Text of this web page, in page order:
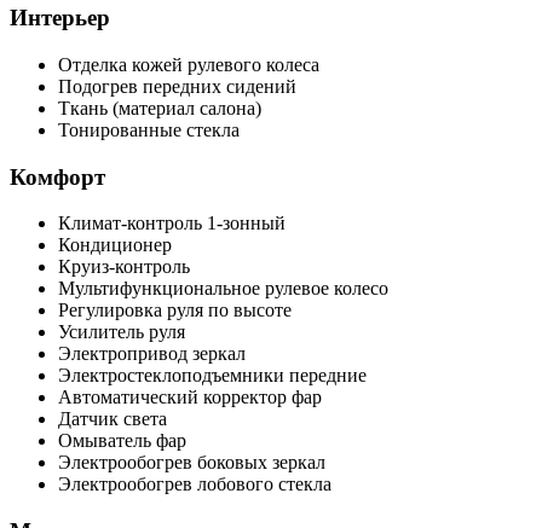
Интерьер
Отделка кожей рулевого колеса
Подогрев передних сидений
Ткань (материал салона)
Тонированные стекла
Комфорт
Климат-контроль 1-зонный
Кондиционер
Круиз-контроль
Мультифункциональное рулевое колесо
Регулировка руля по высоте
Усилитель руля
Электропривод зеркал
Электростеклоподъемники передние
Автоматический корректор фар
Датчик света
Омыватель фар
Электрообогрев боковых зеркал
Электрообогрев лобового стекла